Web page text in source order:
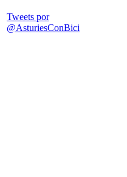
Tweets por
@AsturiesConBici